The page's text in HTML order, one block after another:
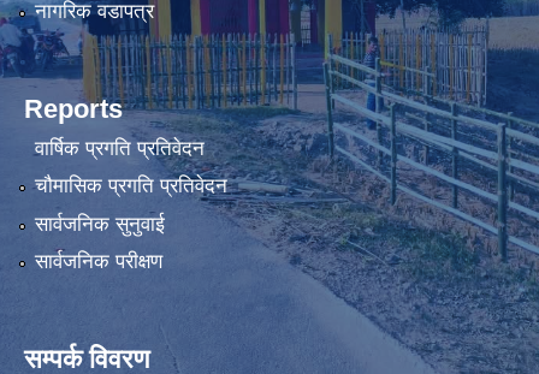
नागरिक वडापत्र
Reports
वार्षिक प्रगति प्रतिवेदन
चौमासिक प्रगति प्रतिवेदन
सार्वजनिक सुनुवाई
सार्वजनिक परीक्षण
सम्पर्क विवरण